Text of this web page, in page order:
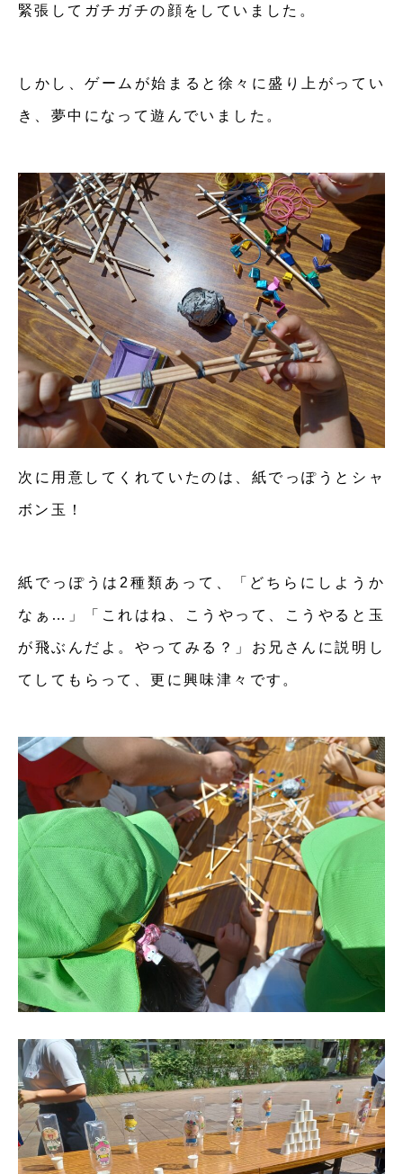
緊張してガチガチの顔をしていました。
しかし、ゲームが始まると徐々に盛り上がってい
き、夢中になって遊んでいました。
次に用意してくれていたのは、紙でっぽうとシャ
ボン玉！
紙でっぽうは2種類あって、「どちらにしようか
なぁ…」「これはね、こうやって、こうやると玉
が飛ぶんだよ。やってみる？」お兄さんに説明し
てしてもらって、更に興味津々です。